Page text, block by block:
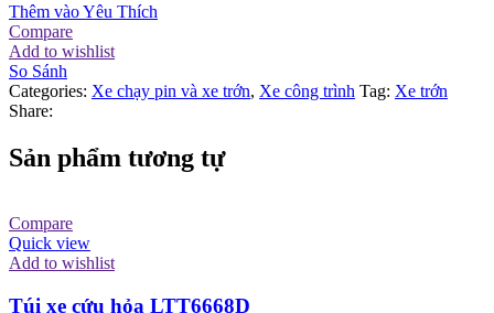
Thêm vào Yêu Thích
Compare
Add to wishlist
So Sánh
Categories: Xe chạy pin và xe trớn, Xe công trình Tag: Xe trớn
Share:
Sản phẩm tương tự
Compare
Quick view
Add to wishlist
Túi xe cứu hỏa LTT6668D